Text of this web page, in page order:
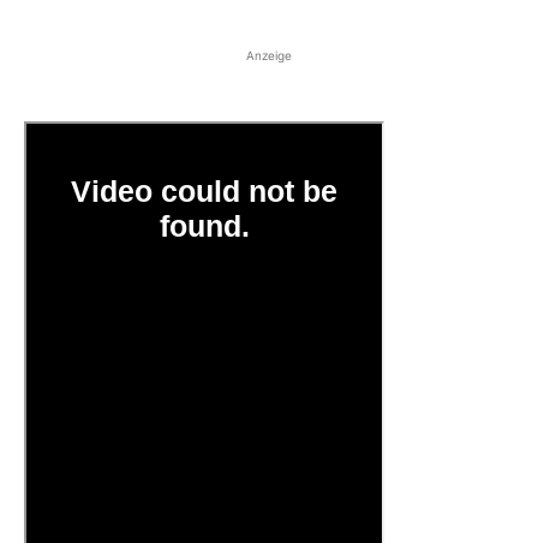
Anzeige